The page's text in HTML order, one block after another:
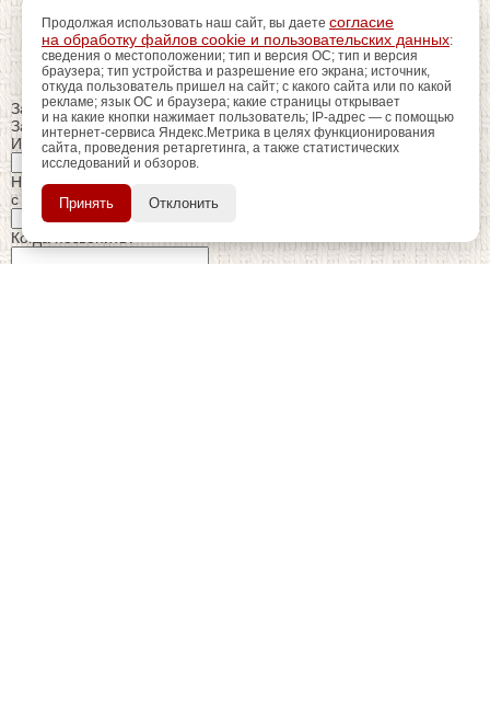
Продолжая использовать наш сайт, вы даете согласие
на обработку файлов cookie и пользовательских данных:
сведения о местоположении; тип и версия ОС; тип и версия
браузера; тип устройства и разрешение его экрана; источник,
откуда пользователь пришел на сайт; с какого сайта или по какой
рекламе; язык ОС и браузера; какие страницы открывает
и на какие кнопки нажимает пользователь; IP-адрес — с помощью
интернет-сервиса Яндекс.Метрика в целях функционирования
сайта, проведения ретаргетинга, а также статистических
исследований и обзоров.
Принять Отклонить
Закрыть
Заказ обратного звонка
Имя Отчество:
Номер телефона:
с кодом города
Когда позвонить?
Пройдитерегистрацию
использования
дополнительных возможностей